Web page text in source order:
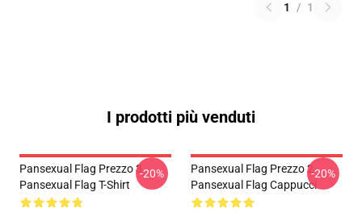
1 / 1
I prodotti più venduti
Pansexual Flag Prezzo 3
Pansexual Flag T-Shirt
-20%
Pansexual Flag Prezzo 2
Pansexual Flag Cappucci
-20%